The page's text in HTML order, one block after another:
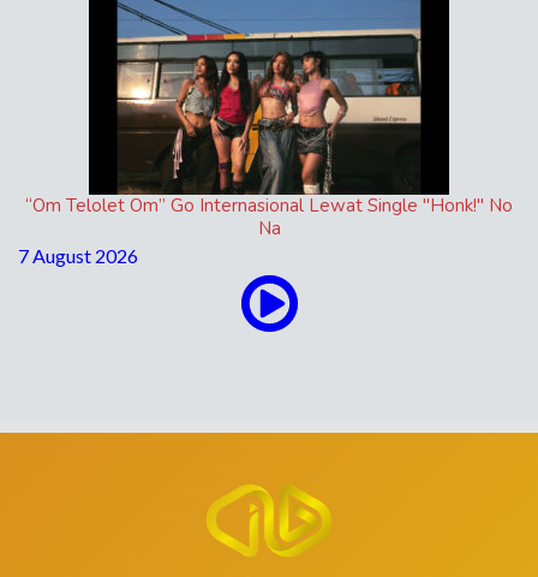
“Om Telolet Om” Go Internasional Lewat Single "Honk!" No
Na
7 August 2026